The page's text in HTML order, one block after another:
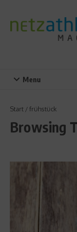
Menu
Start / frühstück
Browsing